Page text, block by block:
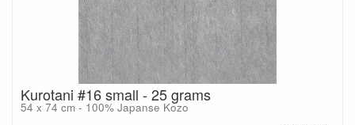
Kurotani #16 small - 25 grams
54 x 74 cm - 100% Japanse Kozo